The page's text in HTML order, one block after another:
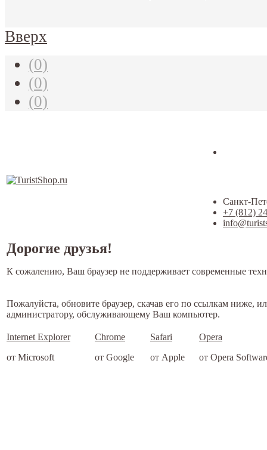
Вверх
(0)
(0)
(0)
Санкт-
+7 (812)
Дорогие друзья!
К сожалению, Ваш браузер не поддерживает современные
Пожалуйста, обновите браузер, скачав его по ссылкам ниже,
администратору, обслуживающему Ваш компьютер.
Internet Explorer
от Microsoft
Chrome
от Google
Safari
от Apple
Opera
от Opera